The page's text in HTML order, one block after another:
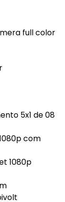
full color
5x1 de 08
com
1080p